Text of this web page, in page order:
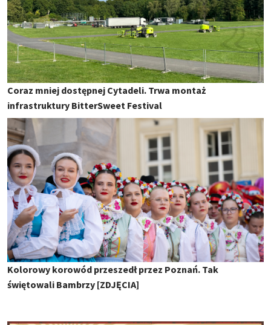
Coraz mniej dostępnej Cytadeli. Trwa montaż
infrastruktury BitterSweet Festival
Kolorowy korowód przeszedł przez Poznań. Tak
świętowali Bambrzy [ZDJĘCIA]